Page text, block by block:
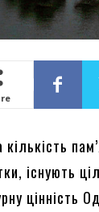
існують
цінність